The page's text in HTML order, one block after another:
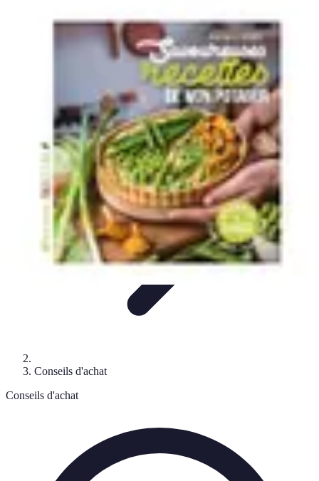
Préparation et TechniquesAstuces et conseilsRecettes et
Santé et Nutrition Choix des Fruits de Mer
Conseils d'achat
Conseils d'achat